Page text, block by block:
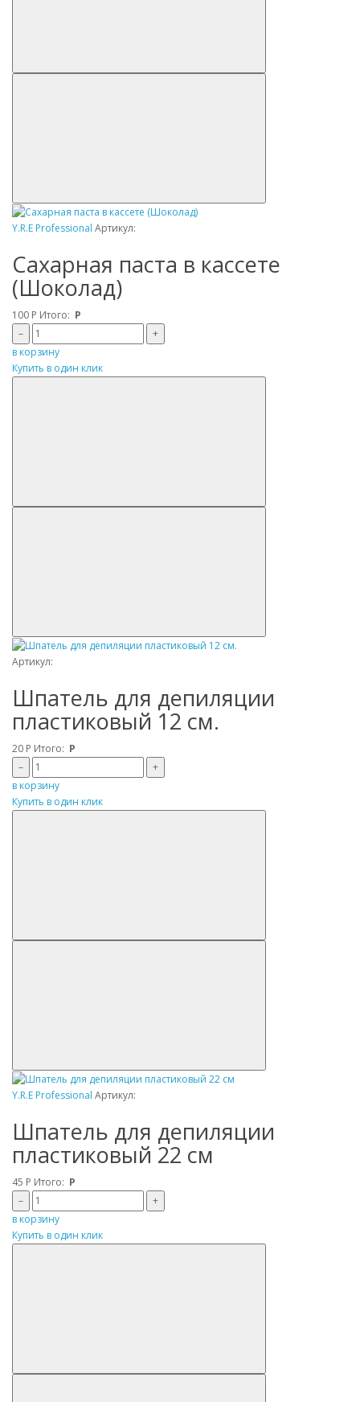
Y.R.E Professional Артикул:
Сахарная паста в кассете
(Шоколад)
100 Р Итого: Р
–
+
в корзину
Купить в один клик
Артикул:
Шпатель для депиляции
пластиковый 12 см.
20 Р Итого: Р
–
+
в корзину
Купить в один клик
Y.R.E Professional Артикул:
Шпатель для депиляции
пластиковый 22 см
45 Р Итого: Р
–
+
в корзину
Купить в один клик